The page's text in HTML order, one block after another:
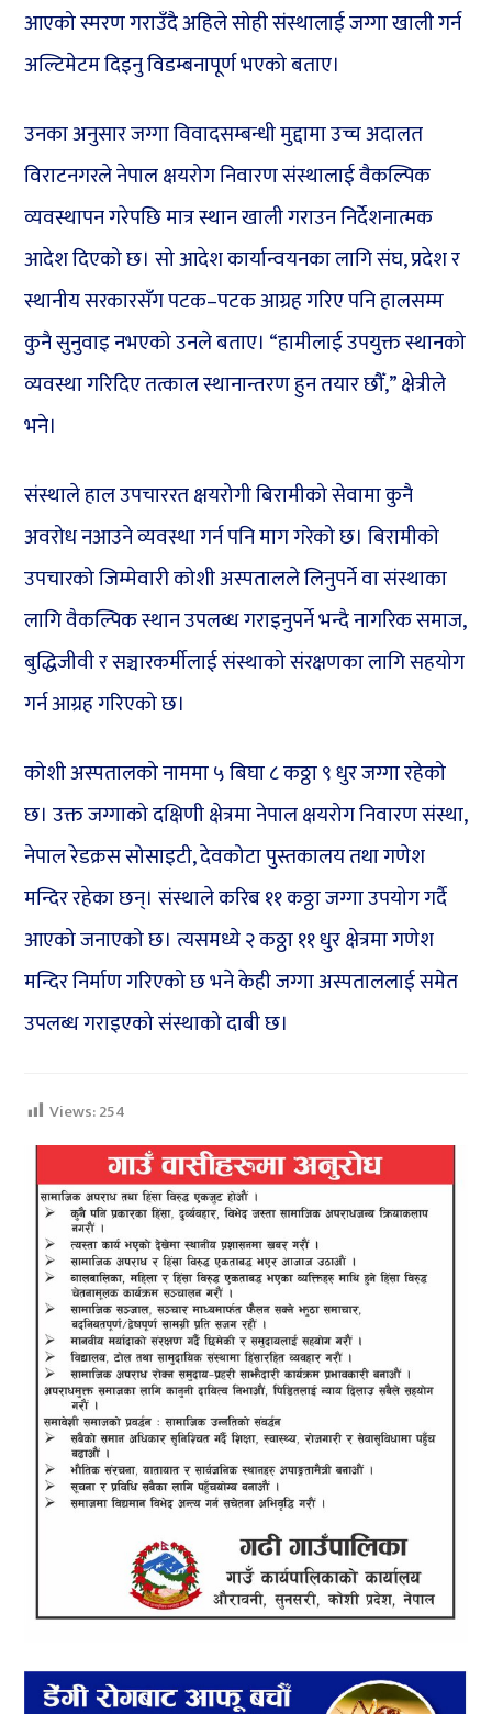
आएको स्मरण गराउँदै अहिले सोही संस्थालाई जग्गा खाली गर्न
अल्टिमेटम दिइनु विडम्बनापूर्ण भएको बताए।
उनका अनुसार जग्गा विवादसम्बन्धी मुद्दामा उच्च अदालत
विराटनगरले नेपाल क्षयरोग निवारण संस्थालाई वैकल्पिक
व्यवस्थापन गरेपछि मात्र स्थान खाली गराउन निर्देशनात्मक
आदेश दिएको छ। सो आदेश कार्यान्वयनका लागि संघ, प्रदेश र
स्थानीय सरकारसँग पटक–पटक आग्रह गरिए पनि हालसम्म
कुनै सुनुवाइ नभएको उनले बताए। “हामीलाई उपयुक्त स्थानको
व्यवस्था गरिदिए तत्काल स्थानान्तरण हुन तयार छौँ,” क्षेत्रीले
भने।
संस्थाले हाल उपचाररत क्षयरोगी बिरामीको सेवामा कुनै
अवरोध नआउने व्यवस्था गर्न पनि माग गरेको छ। बिरामीको
उपचारको जिम्मेवारी कोशी अस्पतालले लिनुपर्ने वा संस्थाका
लागि वैकल्पिक स्थान उपलब्ध गराइनुपर्ने भन्दै नागरिक समाज,
बुद्धिजीवी र सञ्चारकर्मीलाई संस्थाको संरक्षणका लागि सहयोग
गर्न आग्रह गरिएको छ।
कोशी अस्पतालको नाममा ५ बिघा ८ कठ्ठा ९ धुर जग्गा रहेको
छ। उक्त जग्गाको दक्षिणी क्षेत्रमा नेपाल क्षयरोग निवारण संस्था,
नेपाल रेडक्रस सोसाइटी, देवकोटा पुस्तकालय तथा गणेश
मन्दिर रहेका छन्। संस्थाले करिब ११ कठ्ठा जग्गा उपयोग गर्दै
आएको जनाएको छ। त्यसमध्ये २ कठ्ठा ११ धुर क्षेत्रमा गणेश
मन्दिर निर्माण गरिएको छ भने केही जग्गा अस्पताललाई समेत
उपलब्ध गराइएको संस्थाको दाबी छ।
Views:254